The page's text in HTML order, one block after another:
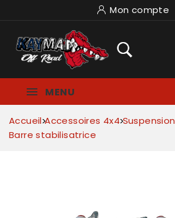
Mon compte
MENU
Accueil Accessoires 4x4 Suspension
Barre stabilisatrice